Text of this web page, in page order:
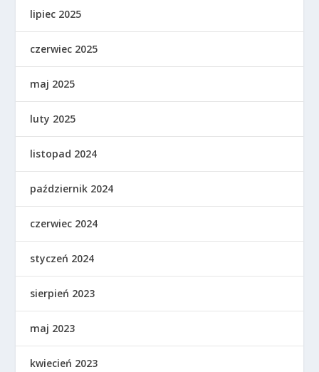
lipiec 2025
czerwiec 2025
maj 2025
luty 2025
listopad 2024
październik 2024
czerwiec 2024
styczeń 2024
sierpień 2023
maj 2023
kwiecień 2023